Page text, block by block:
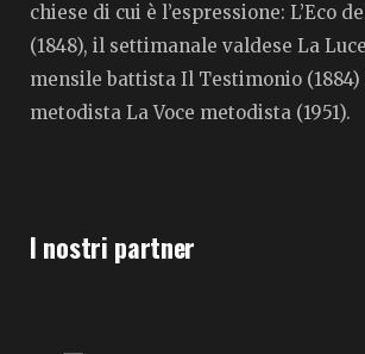
chiese di cui è l’espressione: L’Eco
(1848), il settimanale valdese La
mensile battista Il Testimonio (1884)
metodista La Voce metodista (1951).
I nostri partner